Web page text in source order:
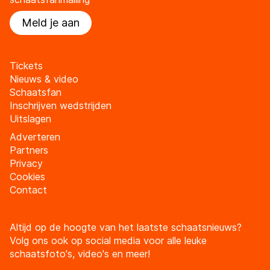
Meld je aan
Tickets
Nieuws & video
Schaatsfan
Inschrijven wedstrijden
Uitslagen
Adverteren
Partners
Privacy
Cookies
Contact
Altijd op de hoogte van het laatste schaatsnieuws?
Volg ons ook op social media voor alle leuke
schaatsfoto's, video's en meer!